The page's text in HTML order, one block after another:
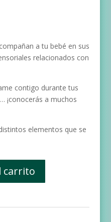
a tu bebé en sus
relacionados con
contigo durante tus
¡conocerás a muchos
elementos que se
carrito